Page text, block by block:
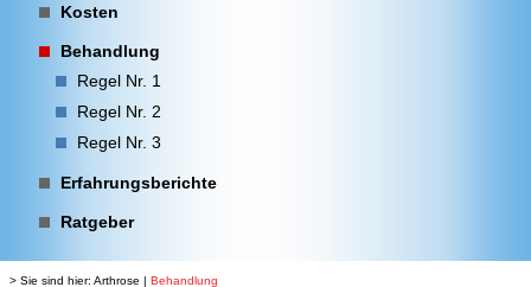
Kosten
Behandlung
Regel Nr. 1
Regel Nr. 2
Regel Nr. 3
Erfahrungsberichte
Ratgeber
> Sie sind hier: Arthrose | Behandlung